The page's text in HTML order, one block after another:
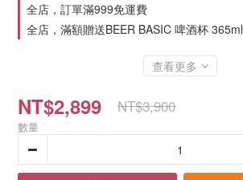
全店，訂單滿999免運費
全店，滿額贈送BEER BASIC 啤酒杯 365ml
查看更多
NT$2,899 NT$3,900
數量